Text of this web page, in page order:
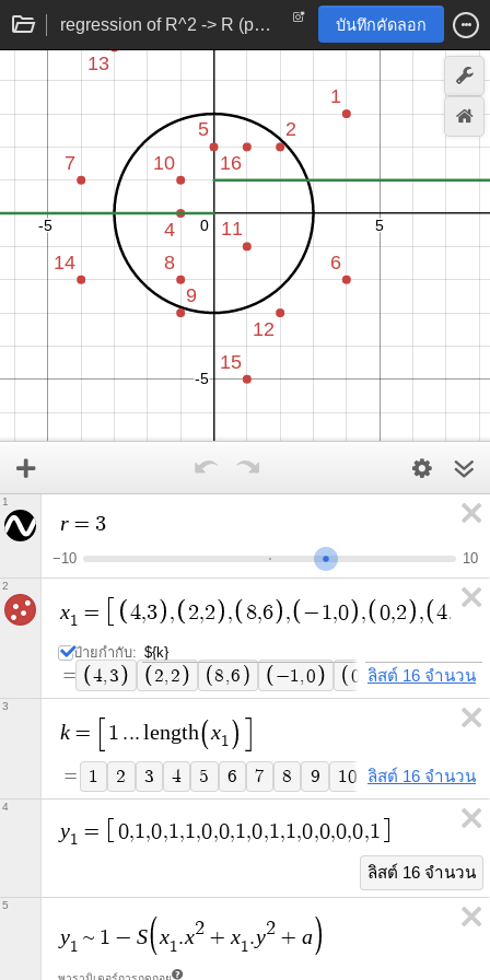
regression of R^2 -> R (point to number) function บันทึกคัดลอก
r = 3
−10 10
1
x1 = 4,3 , 2,2 , 8,6 , − 1,0 , 0,2 , 4, − 2
ป้ายกำกับ:
= 4,3 2, 2 8,6 −1,0 0 2 4 ,−2
ลิสต์ 16 จำนวน
2
k = 1 ... l ength x1
= 1 2 3 4 5 6 7 8 9 10 11 1 2 13
ลิสต์ 16 จำนวน
3
y1 = 0,1 ,0,1 ,1 ,0,0,1 ,0,1 ,1 ,0,0,0,0,1
ลิสต์ 16 จำนวน
4
y1 ~ 1 − S x1 .x2 + x1 .y2 + a
5